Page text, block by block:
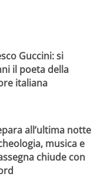
Guccini: si
il poeta della
italiana
all’ultima notte
musica e
chiude con